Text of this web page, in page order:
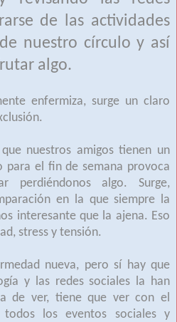
de las actividades
nuestro círculo y así
algo.
enfermiza, surge un claro
nuestros amigos tienen un
para el fin de semana provoca
perdiéndonos algo. Surge,
en la que siempre la
interesante que la ajena. Eso
stress y tensión.
nueva, pero sí hay que
y las redes sociales la han
de ver, tiene que ver con el
los eventos sociales y